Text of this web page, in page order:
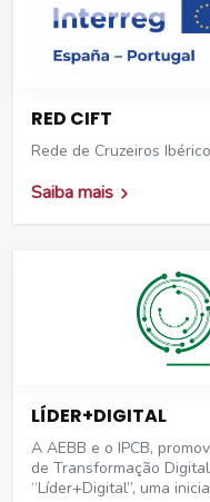
RED CIFT
Rede de Cruzeiros
Saiba mais
LÍDER+DIGITAL
A AEBB e o IPCB,
de Transformação
“Líder+Digital”, uma